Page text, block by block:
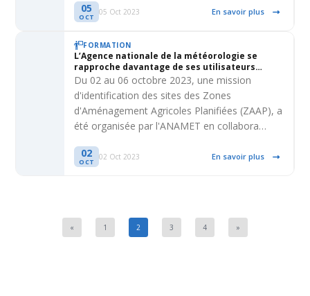
05
OCT
05 Oct 2023 En savoir plus
FORMATION
L’Agence nationale de la météorologie se
rapproche davantage de ses utilisateurs
finaux notamment le monde agricole
Du 02 au 06 octobre 2023, une mission
d'identification des sites des Zones
d'Aménagement Agricoles Planifiées (ZAAP), a
été organisée par l'ANAMET en collabora…
02
OCT
02 Oct 2023 En savoir plus
« 1 2 3 4 »